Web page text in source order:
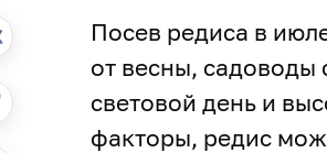
Посев редиса в
от весны,
световой день и
факторы, редис